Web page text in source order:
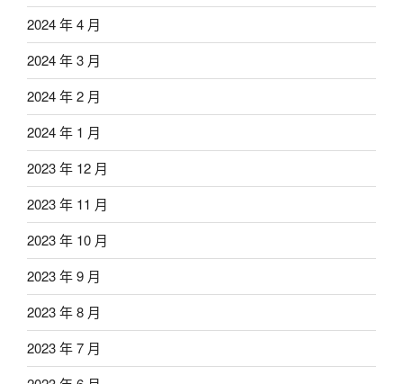
2024 年 4 月
2024 年 3 月
2024 年 2 月
2024 年 1 月
2023 年 12 月
2023 年 11 月
2023 年 10 月
2023 年 9 月
2023 年 8 月
2023 年 7 月